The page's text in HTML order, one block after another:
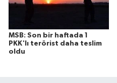
MSB: Son bir haftada 1
PKK'lı terörist daha teslim
oldu